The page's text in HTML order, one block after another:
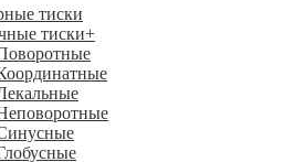
тиски
тиски+